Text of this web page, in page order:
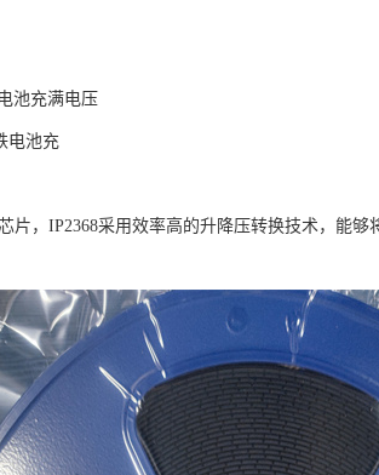
池充满电压
电池充
片，IP2368采用效率高的升降压转换技术，能